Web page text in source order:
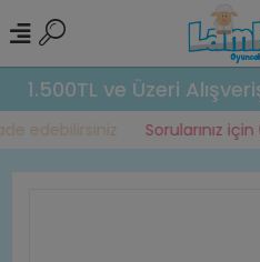
1.500TL ve Üzeri
edebilirsiniz Sorularınız için